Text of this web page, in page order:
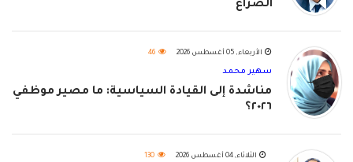
الصراع
الأربعاء, 05 أغسطس 2026 46
سهير محمد
مناشدة إلى القيادة السياسية: ما مصير موظفي
٢٠٢٦؟
الثلاثاء, 04 أغسطس 2026 130